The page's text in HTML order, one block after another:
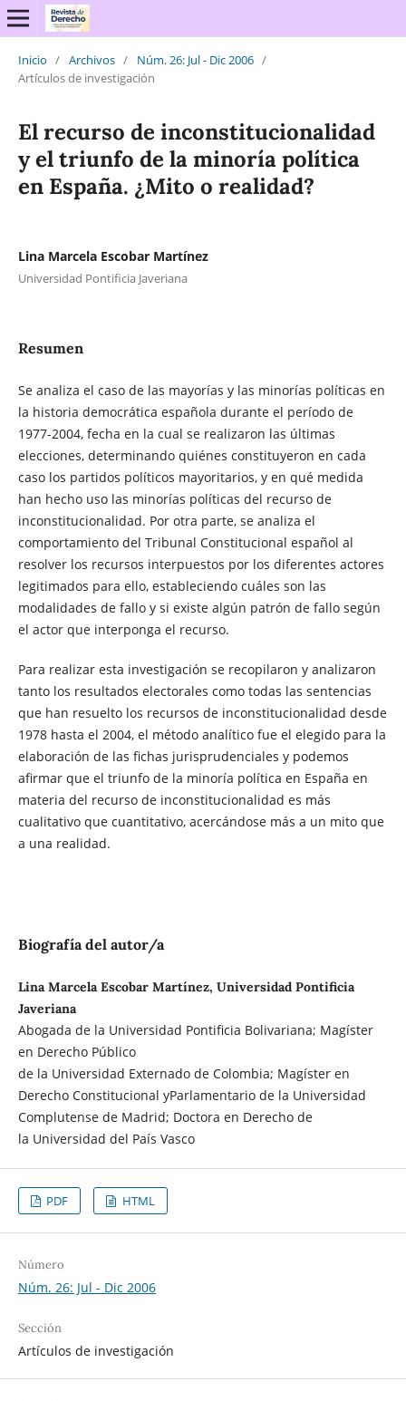
Inicio / Archivos / Núm. 26: Jul - Dic 2006 /
Artículos de investigación
El recurso de inconstitucionalidad
y el triunfo de la minoría política
en España. ¿Mito o realidad?
Lina Marcela Escobar Martínez
Universidad Pontificia Javeriana
Resumen
Se analiza el caso de las mayorías y las minorías políticas en
la historia democrática española durante el período de
1977-2004, fecha en la cual se realizaron las últimas
elecciones, determinando quiénes constituyeron en cada
caso los partidos políticos mayoritarios, y en qué medida
han hecho uso las minorías políticas del recurso de
inconstitucionalidad. Por otra parte, se analiza el
comportamiento del Tribunal Constitucional español al
resolver los recursos interpuestos por los diferentes actores
legitimados para ello, estableciendo cuáles son las
modalidades de fallo y si existe algún patrón de fallo según
el actor que interponga el recurso.
Para realizar esta investigación se recopilaron y analizaron
tanto los resultados electorales como todas las sentencias
que han resuelto los recursos de inconstitucionalidad desde
1978 hasta el 2004, el método analítico fue el elegido para la
elaboración de las fichas jurisprudenciales y podemos
afirmar que el triunfo de la minoría política en España en
materia del recurso de inconstitucionalidad es más
cualitativo que cuantitativo, acercándose más a un mito que
a una realidad.
Biografía del autor/a
Lina Marcela Escobar Martínez, Universidad Pontificia
Javeriana
Abogada de la Universidad Pontificia Bolivariana; Magíster
en Derecho Público
de la Universidad Externado de Colombia; Magíster en
Derecho Constitucional yParlamentario de la Universidad
Complutense de Madrid; Doctora en Derecho de
la Universidad del País Vasco
PDF HTML
Número
Núm. 26: Jul - Dic 2006
Sección
Artículos de investigación